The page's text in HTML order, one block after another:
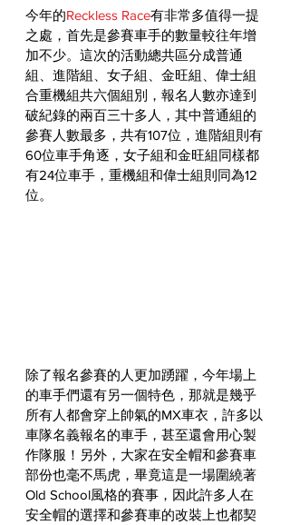
今年的Reckless Race有非常多值得一提
之處，首先是參賽車手的數量較往年增
加不少。這次的活動總共區分成普通
組、進階組、女子組、金旺組、偉士組
合重機組共六個組別，報名人數亦達到
破紀錄的兩百三十多人，其中普通組的
參賽人數最多，共有107位，進階組則有
60位車手角逐，女子組和金旺組同樣都
有24位車手，重機組和偉士組則同為12
位。
除了報名參賽的人更加踴躍，今年場上
的車手們還有另一個特色，那就是幾乎
所有人都會穿上帥氣的MX車衣，許多以
車隊名義報名的車手，甚至還會用心製
作隊服！另外，大家在安全帽和參賽車
部份也毫不馬虎，畢竟這是一場圍繞著
Old School風格的賽事，因此許多人在
安全帽的選擇和參賽車的改裝上也都契